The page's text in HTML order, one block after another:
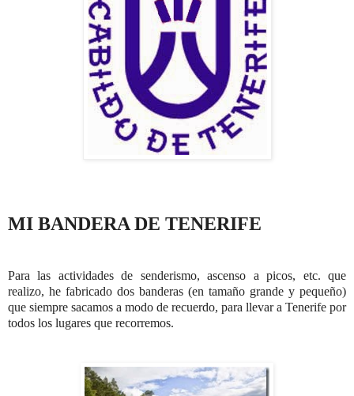
MI BANDERA DE TENERIFE
Para las actividades de senderismo, ascenso a picos, etc. que
realizo, he fabricado dos banderas (en tamaño grande y pequeño)
que siempre sacamos a modo de recuerdo, para llevar a Tenerife por
todos los lugares que recorremos.